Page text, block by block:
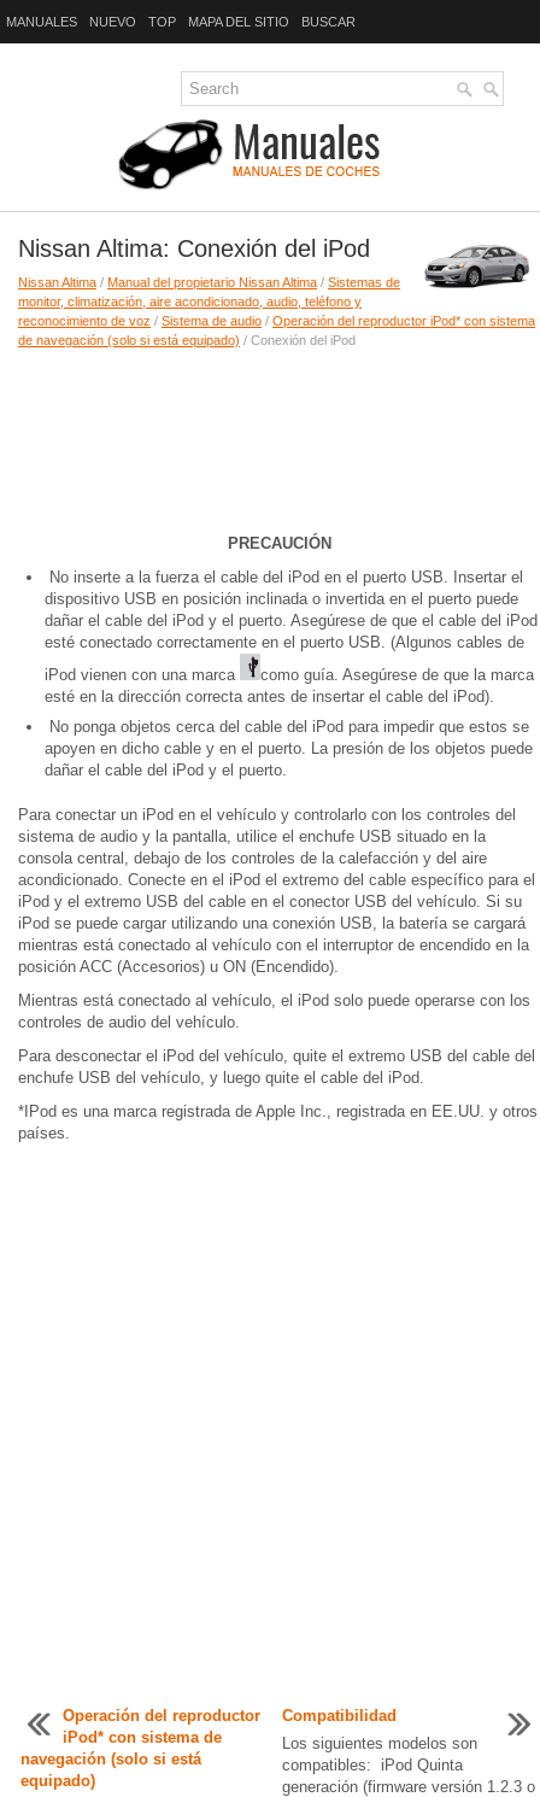
MANUALES NUEVO TOP MAPA DEL SITIO BUSCAR
Nissan Altima: Conexión del iPod
Nissan Altima / Manual del propietario Nissan Altima / Sistemas de
monitor, climatización, aire acondicionado, audio, teléfono y
reconocimiento de voz / Sistema de audio / Operación del reproductor iPod* con sistema
de navegación (solo si está equipado) / Conexión del iPod
PRECAUCIÓN
No inserte a la fuerza el cable del iPod en el puerto USB. Insertar el
dispositivo USB en posición inclinada o invertida en el puerto puede
dañar el cable del iPod y el puerto. Asegúrese de que el cable del iPod
esté conectado correctamente en el puerto USB. (Algunos cables de
iPod vienen con una marca
como guía. Asegúrese de que la marca
esté en la dirección correcta antes de insertar el cable del iPod).
No ponga objetos cerca del cable del iPod para impedir que estos se
apoyen en dicho cable y en el puerto. La presión de los objetos puede
dañar el cable del iPod y el puerto.
Para conectar un iPod en el vehículo y controlarlo con los controles del
sistema de audio y la pantalla, utilice el enchufe USB situado en la
consola central, debajo de los controles de la calefacción y del aire
acondicionado. Conecte en el iPod el extremo del cable específico para el
iPod y el extremo USB del cable en el conector USB del vehículo. Si su
iPod se puede cargar utilizando una conexión USB, la batería se cargará
mientras está conectado al vehículo con el interruptor de encendido en la
posición ACC (Accesorios) u ON (Encendido).
Mientras está conectado al vehículo, el iPod solo puede operarse con los
controles de audio del vehículo.
Para desconectar el iPod del vehículo, quite el extremo USB del cable del
enchufe USB del vehículo, y luego quite el cable del iPod.
*IPod es una marca registrada de Apple Inc., registrada en EE.UU. y otros
países.
Operación del reproductor
iPod* con sistema de
navegación (solo si está
equipado)
Compatibilidad
Los siguientes modelos son
compatibles: iPod Quinta
generación (firmware versión 1.2.3 o